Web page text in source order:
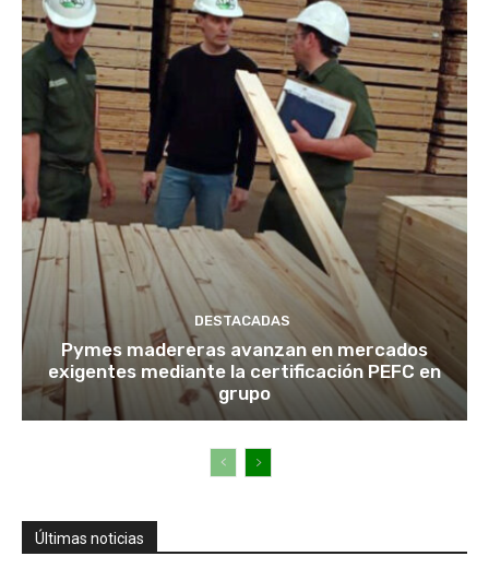
DESTACADAS
Pymes madereras avanzan en mercados
exigentes mediante la certificación PEFC en
grupo
Últimas noticias